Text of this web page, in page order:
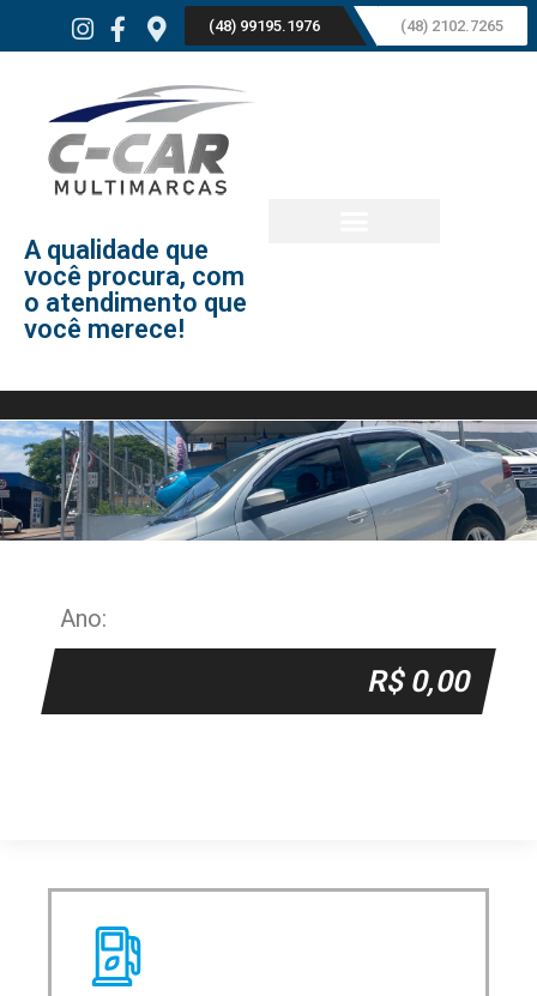
(48) 99195.1976 (48) 2102.7265
A qualidade que
você procura, com
o atendimento que
você merece!
Ano:
R$ 0,00